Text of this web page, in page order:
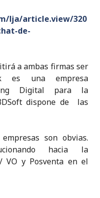
lja/article.view/320
de-
a ambas firmas ser
es una empresa
Digital para la
dispone de las
son obvias.
hacia la
y Posventa en el